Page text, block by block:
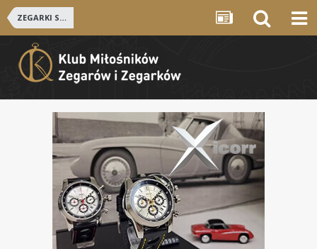
ZEGARKI SZWAJCARSKIE i NIEMIECKIE